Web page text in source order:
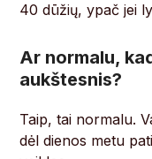
40 dūžių, ypač jei
Ar normalu,
aukštesnis?
Taip, tai normalu.
dėl dienos metu